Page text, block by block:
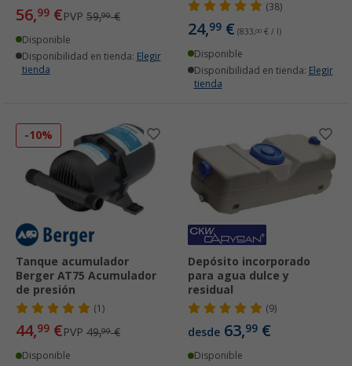
56,99 €PVP 59,90€
Disponible
Disponibilidad en tienda: Elegir
tienda
(38)
24,99 € (833,00 € / l)
Disponible
Disponibilidad en tienda: Elegir
tienda
-10%
Tanque acumulador
Berger AT75 Acumulador
de presión
(1)
44,99 €PVP 49,99€
Disponible
Depósito incorporado
para agua dulce y
residual
(9)
desde 63,99 €
Disponible